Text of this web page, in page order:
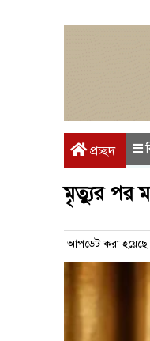
প্রচ্ছদ
মৃত্যুর পর
আপডেট করা